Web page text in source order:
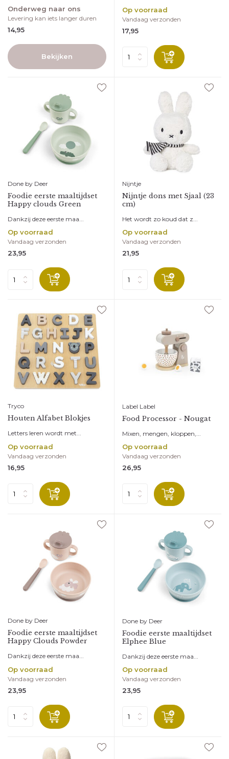
Onderweg naar ons
Levering kan iets langer duren
14,95
Bekijken
Op voorraad
Vandaag verzonden
17,95
Done by Deer
Foodie eerste maaltijdset
Happy clouds Green
Dankzij deze eerste maa...
Op voorraad
Vandaag verzonden
23,95
Nijntje
Nijntje dons met Sjaal (23
cm)
Het wordt zo koud dat z...
Op voorraad
Vandaag verzonden
21,95
Tryco
Houten Alfabet Blokjes
Letters leren wordt met...
Op voorraad
Vandaag verzonden
16,95
Label Label
Food Processor - Nougat
Mixen, mengen, kloppen,...
Op voorraad
Vandaag verzonden
26,95
Done by Deer
Foodie eerste maaltijdset
Happy Clouds Powder
Dankzij deze eerste maa...
Op voorraad
Vandaag verzonden
23,95
Done by Deer
Foodie eerste maaltijdset
Elphee Blue
Dankzij deze eerste maa...
Op voorraad
Vandaag verzonden
23,95